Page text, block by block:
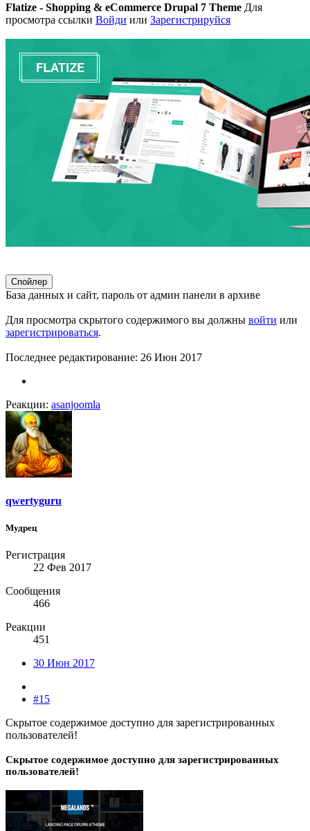
Flatize - Shopping & eCommerce Drupal 7 Theme Для
просмотра ссылки Войди или Зарегистрируйся
Спойлер
База данных и сайт, пароль от админ панели в архиве
Для просмотра скрытого содержимого вы должны войти или
зарегистрироваться.
Последнее редактирование: 26 Июн 2017
Реакции: asanjoomla
qwertyguru
Мудрец
Регистрация
22 Фев 2017
Сообщения
466
Реакции
451
30 Июн 2017
#15
Скрытое содержимое доступно для зарегистрированных
пользователей!
Скрытое содержимое доступно для зарегистрированных
пользователей!